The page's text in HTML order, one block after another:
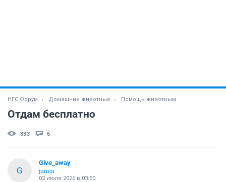
НГС.Форум Домашние животные Помощь животным
Отдам бесплатно
333 6
G
Give_away
junior
02 июля 2026 в 03:50